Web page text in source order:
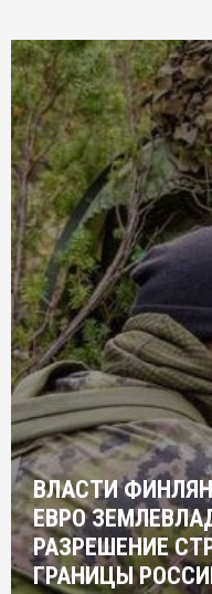
ВЛАСТИ
ЕВРО
РАЗРЕШЕНИЕ
ГРАНИЦЫ